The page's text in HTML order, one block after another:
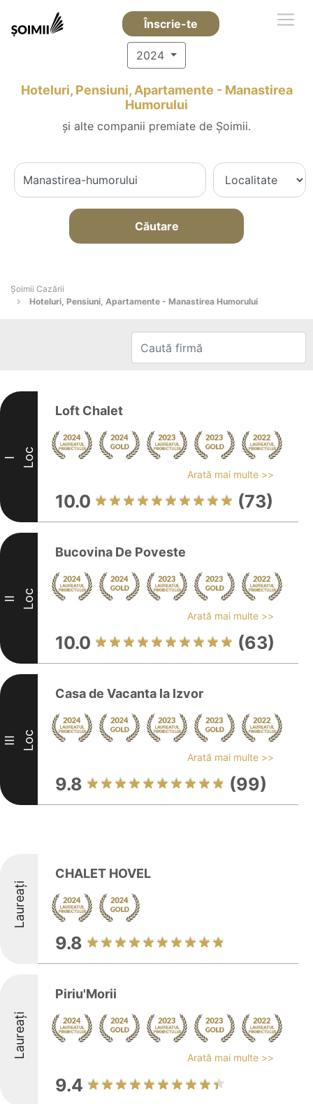
Înscrie-te
2024
Hoteluri, Pensiuni, Apartamente - Manastirea
Humorului
și alte companii premiate de Șoimii.
Căutare
Șoimii Cazării
Hoteluri, Pensiuni, Apartamente - Manastirea Humorului
I Loc
Loft Chalet
Arată mai multe >>
10.0 (73)
II Loc
Bucovina De Poveste
Arată mai multe >>
10.0 (63)
III Loc
Casa de Vacanta la Izvor
Arată mai multe >>
9.8 (99)
Laureați
CHALET HOVEL
9.8
Laureați
Piriu'Morii
Arată mai multe >>
9.4